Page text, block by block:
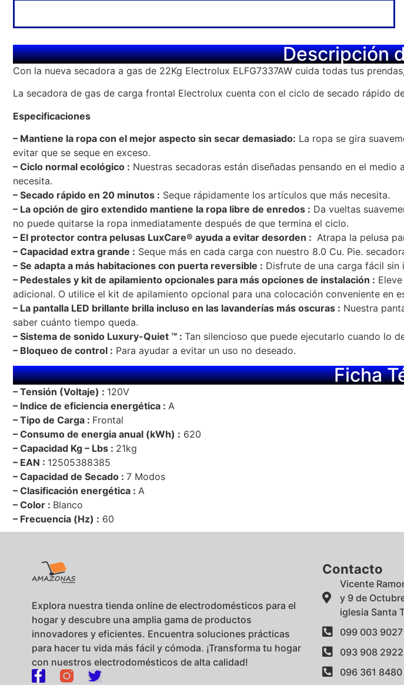
Descripción
Con la nueva secadora a gas de 22Kg Electrolux ELFG7337AW cuida todas tus
La secadora de gas de carga frontal Electrolux cuenta con el ciclo de secado rápido
Especificaciones
– Mantiene la ropa con el mejor aspecto sin secar demasiado: La ropa se gira
evitar que se seque en exceso.
– Ciclo normal ecológico : Nuestras secadoras están diseñadas pensando en el
necesita.
– Secado rápido en 20 minutos : Seque rápidamente los artículos que más necesita.
– La opción de giro extendido mantiene la ropa libre de enredos : Da vueltas
no puede quitarse la ropa inmediatamente después de que termina el ciclo.
– El protector contra pelusas LuxCare® ayuda a evitar desorden : Atrapa la pelusa
– Capacidad extra grande : Seque más en cada carga con nuestro 8.0 Cu. Pie.
– Se adapta a más habitaciones con puerta reversible : Disfrute de una carga fácil
– Pedestales y kit de apilamiento opcionales para más opciones de instalación :
adicional. O utilice el kit de apilamiento opcional para una colocación conveniente en
– La pantalla LED brillante brilla incluso en las lavanderías más oscuras : Nuestra
saber cuánto tiempo queda.
– Sistema de sonido Luxury-Quiet ™ : Tan silencioso que puede ejecutarlo cuando lo
– Bloqueo de control : Para ayudar a evitar un uso no deseado.
Ficha
– Tensión (Voltaje) : 120V
– Indice de eficiencia energética : A
– Tipo de Carga : Frontal
– Consumo de energia anual (kWh) : 620
– Capacidad Kg – Lbs : 21kg
– EAN : 12505388385
– Capacidad de Secado : 7 Modos
– Clasificación energética : A
– Color : Blanco
– Frecuencia (Hz) : 60
Explora nuestra tienda online de electrodomésticos para el
hogar y descubre una amplia gama de productos
innovadores y eficientes. Encuentra soluciones prácticas
para hacer tu vida más fácil y cómoda. ¡Transforma tu hogar
con nuestros electrodomésticos de alta calidad!
Contacto
Vicente
y 9 de
iglesia Santa
099 003 9027
093 908 2922
096 361 8480